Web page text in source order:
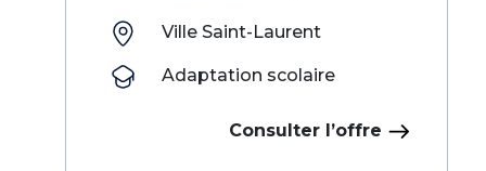
Ville Saint-Laurent
Adaptation scolaire
Consulter l’offre